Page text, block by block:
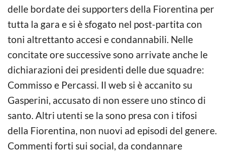
delle bordate dei supporters della Fiorentina per
tutta la gara e si è sfogato nel post-partita con
toni altrettanto accesi e condannabili. Nelle
concitate ore successive sono arrivate anche le
dichiarazioni dei presidenti delle due squadre:
Commisso e Percassi. Il web si è accanito su
Gasperini, accusato di non essere uno stinco di
santo. Altri utenti se la sono presa con i tifosi
della Fiorentina, non nuovi ad episodi del genere.
Commenti forti sui social, da condannare